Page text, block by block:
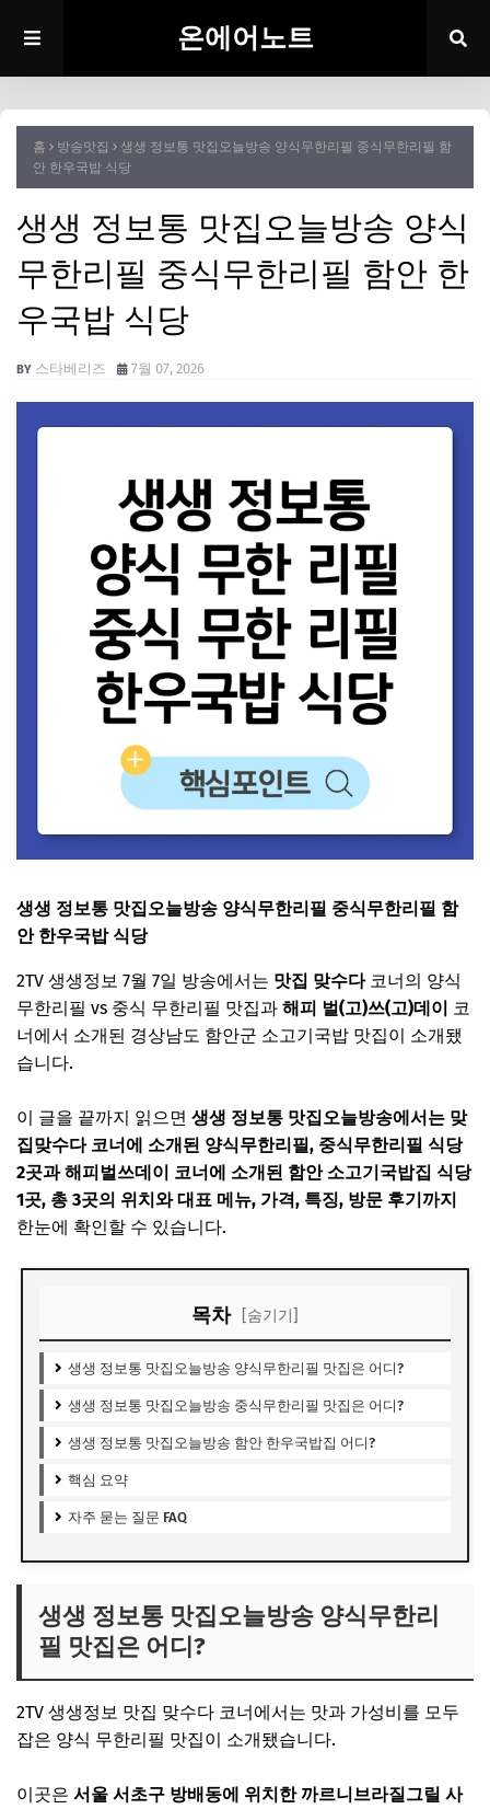
온에어노트
홈 방송맛집
생생 정보통 맛집오늘방송 양식무한리필 중식무한리필 함
안 한우국밥 식당
생생 정보통 맛집오늘방송 양식
무한리필 중식무한리필 함안 한
우국밥 식당
스타베리즈 7월 07, 2026
생생 정보통 맛집오늘방송 양식무한리필 중식무한리필 함
안 한우국밥 식당
2TV 생생정보 7월 7일 방송에서는 맛집 맞수다코너의 양식
무한리필 vs 중식 무한리필 맛집과 해피 벌(고)쓰(고)데이 코
너에서 소개된 경상남도 함안군 소고기국밥 맛집이 소개됐
습니다.
이 글을 끝까지 읽으면 생생 정보통 맛집오늘방송에서는 맞
집맞수다 코너에 소개된 양식무한리필, 중식무한리필 식당
2곳과 해피벌쓰데이 코너에 소개된 함안 소고기국밥집 식당
1곳, 총 3곳의 위치와 대표 메뉴, 가격, 특징, 방문 후기까지
한눈에 확인할 수 있습니다.
목차 [숨기기]
생생 정보통 맛집오늘방송 양식무한리필 맛집은 어디?
생생 정보통 맛집오늘방송 중식무한리필 맛집은 어디?
생생 정보통 맛집오늘방송 함안 한우국밥집 어디?
핵심 요약
자주 묻는 질문 FAQ
생생 정보통 맛집오늘방송 양식무한리
필 맛집은 어디?
2TV 생생정보 맛집 맞수다 코너에서는 맛과 가성비를 모두
잡은 양식 무한리필 맛집이 소개됐습니다.
이곳은 서울 서초구 방배동에 위치한 까르니브라질그릴 사